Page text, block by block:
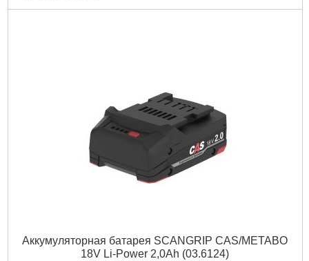
Код товара: 29.43.91
Аккумуляторная батарея SCANGRIP CAS/METABO
18V Li-Power 2,0Ah (03.6124)